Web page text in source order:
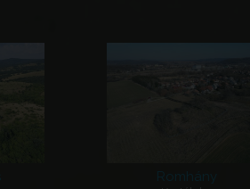
Romhány